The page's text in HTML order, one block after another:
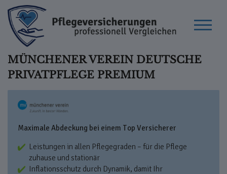
MÜNCHENER VEREIN DEUTSCHE
PRIVATPFLEGE PREMIUM
Maximale Abdeckung bei einem Top Versicherer
Leistungen in allen Pflegegraden – für die Pflege
zuhause und stationär
Inflationsschutz durch Dynamik, damit Ihr